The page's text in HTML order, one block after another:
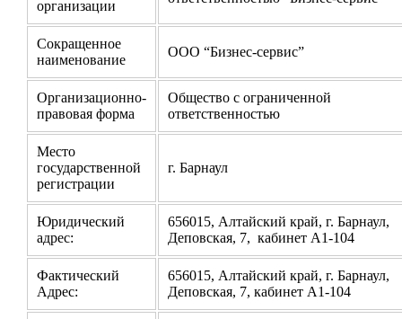
организации
Сокращенное
наименование
ООО “Бизнес-сервис”
Организационно-
правовая форма
Общество с ограниченной
ответственностью
Место
государственной
регистрации
г. Барнаул
Юридический
адрес:
656015, Алтайский край, г. Барнаул,
Деповская, 7, кабинет А1-104
Фактический
Адрес:
656015, Алтайский край, г. Барнаул,
Деповская, 7, кабинет А1-104